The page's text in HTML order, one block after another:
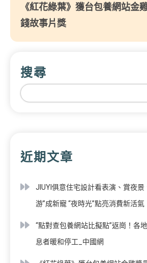
《紅花綠葉》獲台包養網站金
錢故事片獎
搜尋
近期文章
JIUYI俱意住宅設計看表演、賞夜
游”成新寵 “夜時光”點亮消費新活氣
“點對查包養網站比擬點”返崗！各
息者暖和停工_中國網